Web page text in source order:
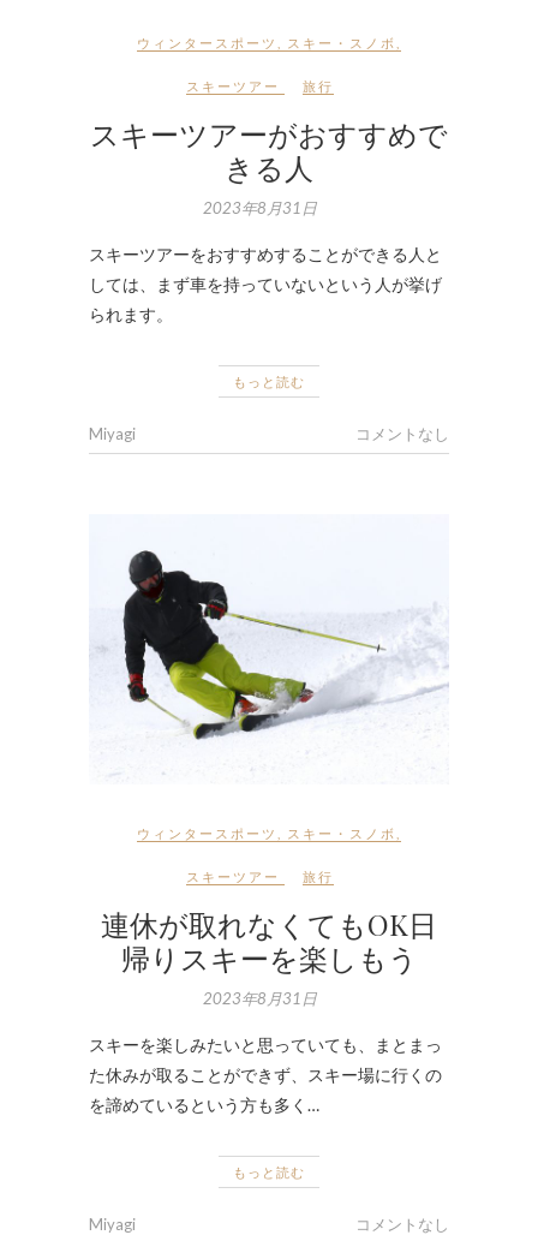
ウィンタースポーツ スキー・スノボ
スキーツアー 旅行
スキーツアーがおすすめで
きる人
2023年8月31日
スキーツアーをおすすめすることができる人と
しては、まず車を持っていないという人が挙げ
られます。
もっと読む
Miyagi コメントなし
ウィンタースポーツ スキー・スノボ
スキーツアー 旅行
連休が取れなくてもOK日
帰りスキーを楽しもう
2023年8月31日
スキーを楽しみたいと思っていても、まとまっ
た休みが取ることができず、スキー場に行くの
を諦めているという方も多く…
もっと読む
Miyagi コメントなし